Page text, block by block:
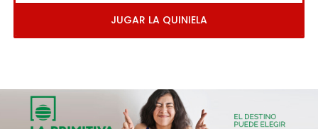
JUGAR LA QUINIELA